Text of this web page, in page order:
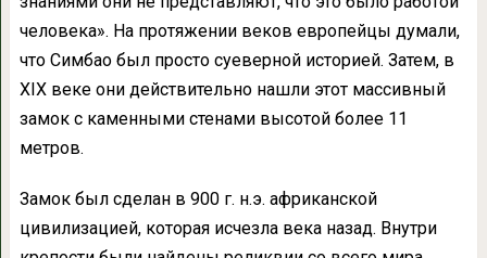
человека». На протяжении веков европейцы думали,
что Симбао был просто суеверной историей. Затем, в
XIX веке они действительно нашли этот массивный
замок с каменными стенами высотой более 11
метров.
Замок был сделан в 900 г. н.э. африканской
цивилизацией, которая исчезла века назад. Внутри